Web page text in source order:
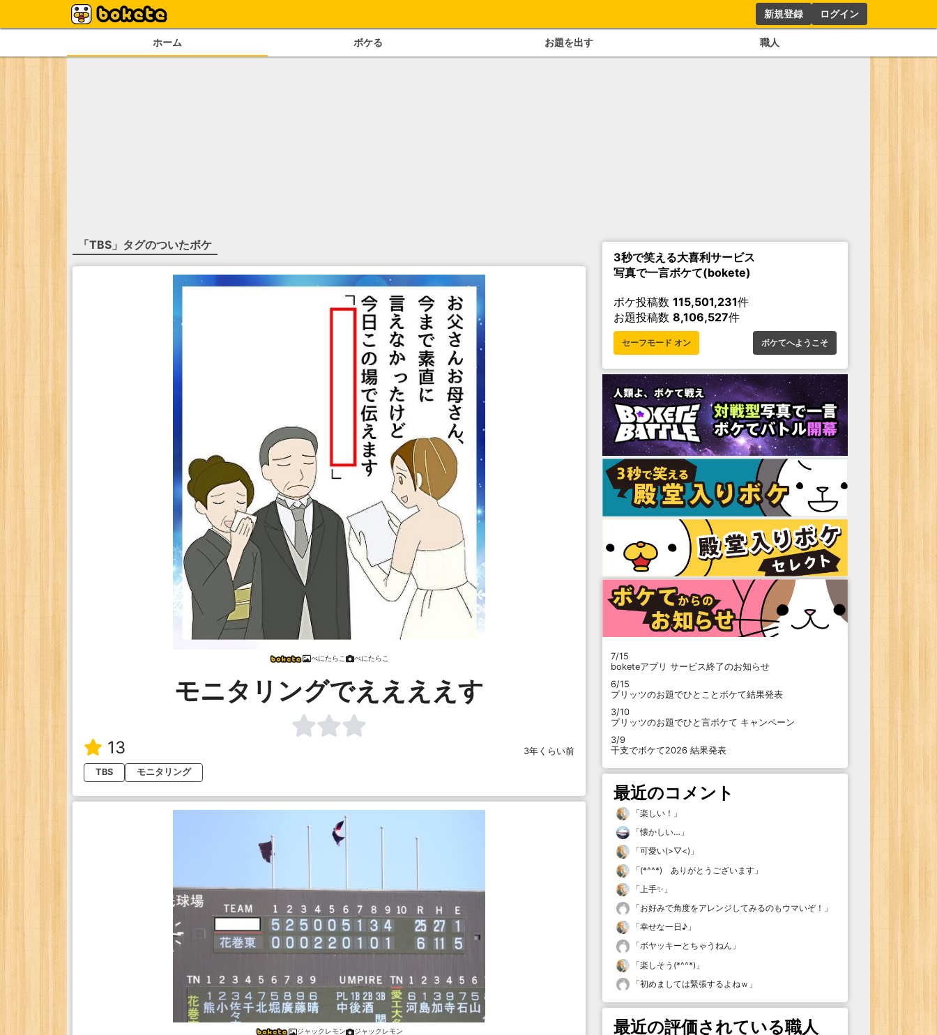
新規登録 ログイン
ホーム ボケる お題を出す 職人
「TBS 」タグのついたボケ
べにたらこ べにたらこ
モニタリングでええええす
13
3年くらい前
TBS
モニタリング
ジャックレモン ジャックレモン
3秒で笑える大喜利サービス
写真で一言ボケて(bokete)
ボケ投稿数 115,501,231件
お題投稿数 8,106,527件
セーフモード オン ボケてへようこそ
7/15
boketeアプリ サービス終了のお知らせ
6/15
プリッツのお題でひとことボケて結果発表
3/10
プリッツのお題でひと言ボケて キャンペーン
3/9
干支でボケて2026 結果発表
最近のコメント
「楽しい！ 」
「懐かしい… 」
「可愛い(>▽<) 」
「(*^^*) ありがとうございます 」
「 上手✨ 」
「お好みで角度をアレンジしてみるのもウマいぞ！ 」
「幸せな一日♪ 」
「ボヤッキーとちゃうねん 」
「楽しそう(*^^*) 」
「初めましては緊張するよねｗ 」
最近の評価されている職人